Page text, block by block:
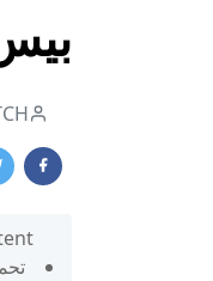
بيس 2017 احدث باك اطقم